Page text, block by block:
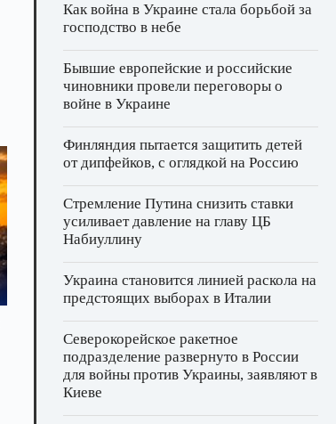
Как война в Украине стала борьбой за
господство в небе
Бывшие европейские и российские
чиновники провели переговоры о
войне в Украине
Финляндия пытается защитить детей
от дипфейков, с оглядкой на Россию
Стремление Путина снизить ставки
усиливает давление на главу ЦБ
Набиуллину
Украина становится линией раскола на
предстоящих выборах в Италии
Северокорейское ракетное
подразделение развернуто в России
для войны против Украины, заявляют в
Киеве